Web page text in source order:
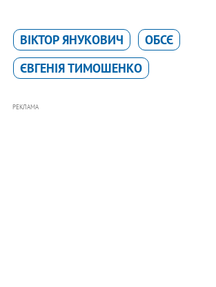
ВІКТОР ЯНУКОВИЧ
ОБСЄ
ЄВГЕНІЯ ТИМОШЕНКО
РЕКЛАМА